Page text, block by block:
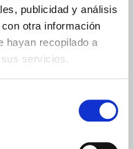
publicidad y análisis
otra información
hayan recopilado a
servicios.
de hasta 8 horas